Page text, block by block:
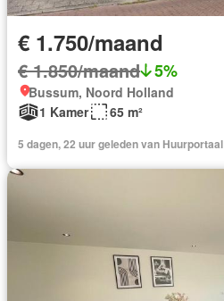
€ 1.750/maand
€ 1.850/maand 5%
Bussum, Noord Holland
1 Kamer
65 m²
5 dagen, 22 uur geleden van Huurportaal